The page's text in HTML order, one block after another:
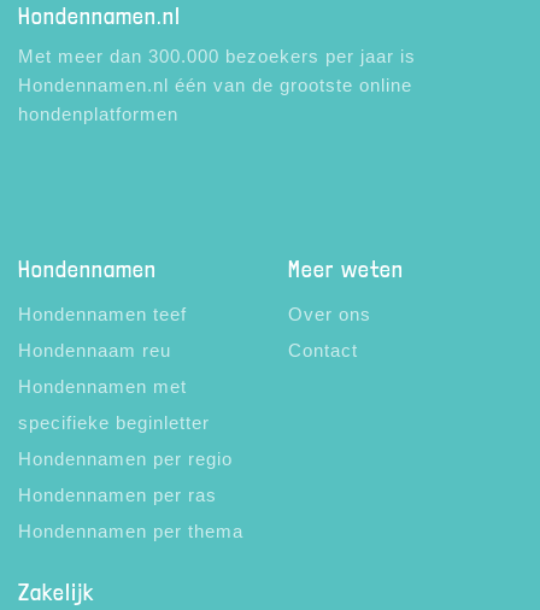
Hondennamen.nl
Met meer dan 300.000 bezoekers per jaar is
Hondennamen.nl één van de grootste online
hondenplatformen
Hondennamen
Hondennamen teef
Hondennaam reu
Hondennamen met
specifieke beginletter
Hondennamen per regio
Hondennamen per ras
Hondennamen per thema
Meer weten
Over ons
Contact
Zakelijk